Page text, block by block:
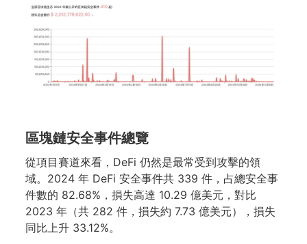
區塊鏈安全事件總覽
從項目賽道來看，DeFi 仍然是最常受到攻擊的領
域。2024 年 DeFi 安全事件共 339 件，占總安全事
件數的 82.68%，損失高達 10.29 億美元，對比
2023 年（共 282 件，損失約 7.73 億美元），損失
同比上升 33.12%。